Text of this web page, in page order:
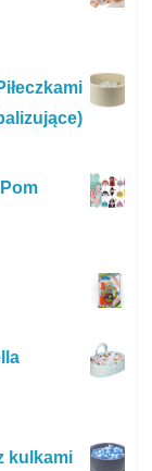
kulkami